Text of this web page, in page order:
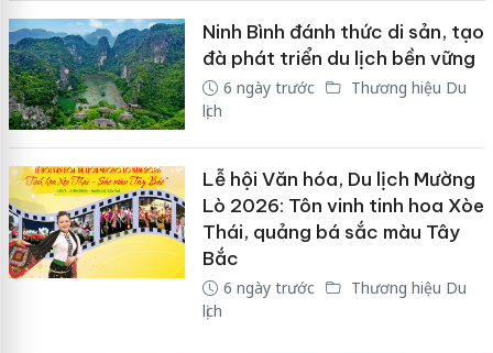
Ninh Bình đánh thức di sản, tạo
đà phát triển du lịch bền vững
6 ngày trước
Thương hiệu Du
lịch
Lễ hội Văn hóa, Du lịch Mường
Lò 2026: Tôn vinh tinh hoa Xòe
Thái, quảng bá sắc màu Tây
Bắc
6 ngày trước
Thương hiệu Du
lịch